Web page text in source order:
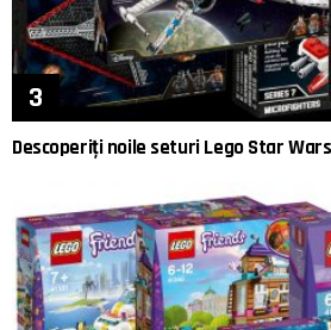
Descoperiți noile seturi Lego Star